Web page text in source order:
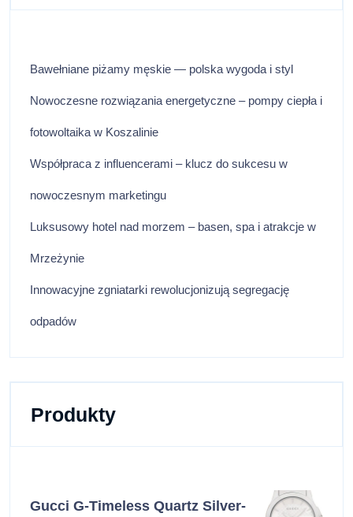
Bawełniane piżamy męskie — polska wygoda i styl
Nowoczesne rozwiązania energetyczne – pompy ciepła i
fotowoltaika w Koszalinie
Współpraca z influencerami – klucz do sukcesu w
nowoczesnym marketingu
Luksusowy hotel nad morzem – basen, spa i atrakcje w
Mrzeżynie
Innowacyjne zgniatarki rewolucjonizują segregację
odpadów
Produkty
Gucci G-Timeless Quartz Silver-